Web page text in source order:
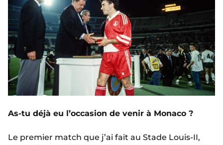
As-tu déjà eu l’occasion de venir à Monaco ?
Le premier match que j’ai fait au Stade Louis-II,